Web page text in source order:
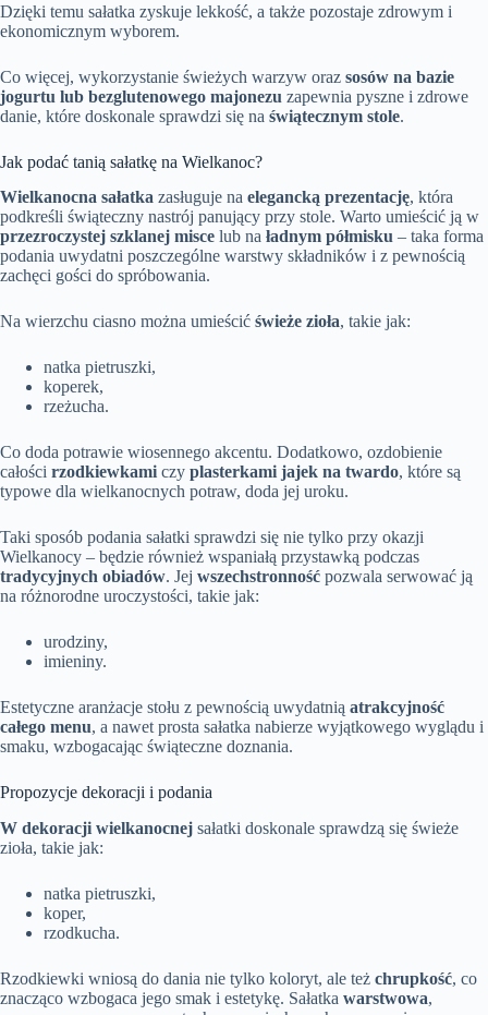
Dzięki temu sałatka zyskuje lekkość, a także pozostaje zdrowym i
ekonomicznym wyborem.
Co więcej, wykorzystanie świeżych warzyw oraz sosów na bazie
jogurtu lub bezglutenowego majonezu zapewnia pyszne i zdrowe
danie, które doskonale sprawdzi się na świątecznym stole.
Jak podać tanią sałatkę na Wielkanoc?
Wielkanocna sałatka zasługuje na elegancką prezentację, która
podkreśli świąteczny nastrój panujący przy stole. Warto umieścić ją w
przezroczystej szklanej misce lub na ładnym półmisku – taka forma
podania uwydatni poszczególne warstwy składników i z pewnością
zachęci gości do spróbowania.
Na wierzchu ciasno można umieścić świeże zioła, takie jak:
natka pietruszki,
koperek,
rzeżucha.
Co doda potrawie wiosennego akcentu. Dodatkowo, ozdobienie
całości rzodkiewkami czy plasterkami jajek na twardo, które są
typowe dla wielkanocnych potraw, doda jej uroku.
Taki sposób podania sałatki sprawdzi się nie tylko przy okazji
Wielkanocy – będzie również wspaniałą przystawką podczas
tradycyjnych obiadów. Jej wszechstronność pozwala serwować ją
na różnorodne uroczystości, takie jak:
urodziny,
imieniny.
Estetyczne aranżacje stołu z pewnością uwydatnią atrakcyjność
całego menu, a nawet prosta sałatka nabierze wyjątkowego wyglądu i
smaku, wzbogacając świąteczne doznania.
Propozycje dekoracji i podania
W dekoracji wielkanocnej sałatki doskonale sprawdzą się świeże
zioła, takie jak:
natka pietruszki,
koper,
rzodkucha.
Rzodkiewki wniosą do dania nie tylko koloryt, ale też chrupkość, co
znacząco wzbogaca jego smak i estetykę. Sałatka warstwowa,